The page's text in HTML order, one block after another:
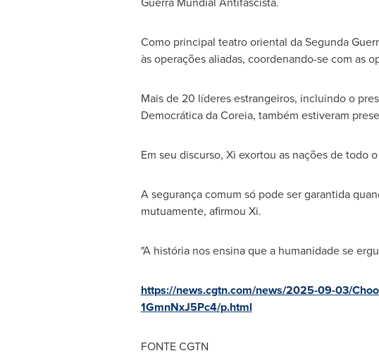
Como principal teatro oriental da Segunda
às operações aliadas, coordenando-se com as
Mais de20 líderes estrangeiros, incluindo o
Democrática da Coreia, também estiveram
Em seu discurso, Xi exortou as nações de todo
A segurança comum só pode ser garantida
mutuamente, afirmou Xi.
"A história nos ensina que a humanidade se
https://news.cgtn.com/news/2025-09-03/
1GmnNxJ5Pc4/p.html
FONTE CGTN